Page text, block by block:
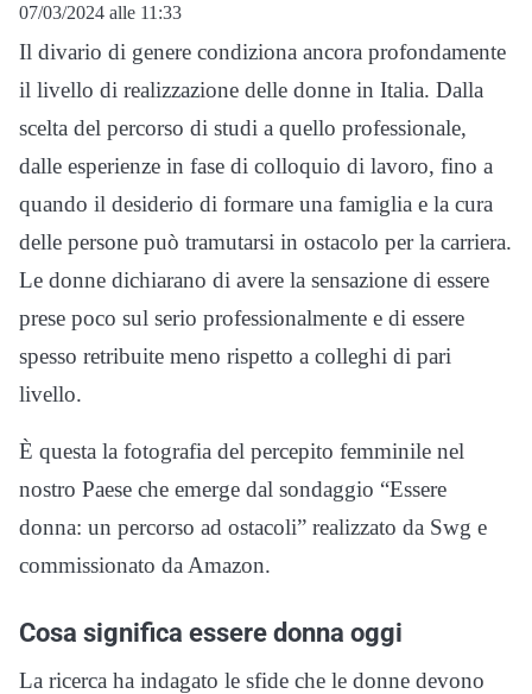
07/03/2024 alle 11:33
Il divario di genere condiziona ancora profondamente
il livello di realizzazione delle donne in Italia. Dalla
scelta del percorso di studi a quello professionale,
dalle esperienze in fase di colloquio di lavoro, fino a
quando il desiderio di formare una famiglia e la cura
delle persone può tramutarsi in ostacolo per la carriera.
Le donne dichiarano di avere la sensazione di essere
prese poco sul serio professionalmente e di essere
spesso retribuite meno rispetto a colleghi di pari
livello.
È questa la fotografia del percepito femminile nel
nostro Paese che emerge dal sondaggio “Essere
donna: un percorso ad ostacoli” realizzato da Swg e
commissionato da Amazon.
Cosa significa essere donna oggi
La ricerca ha indagato le sfide che le donne devono